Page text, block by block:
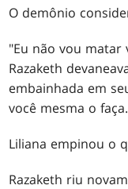
O demônio
"Eu não vou matar
Razaketh
embainhada em
você mesma o
Liliana empinou o
Razaketh riu